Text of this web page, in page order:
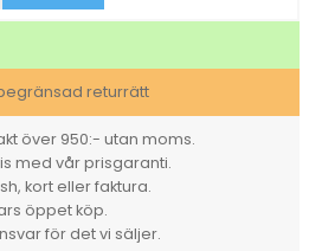
returrätt
över 950:- utan moms.
med vår prisgaranti.
kort eller faktura.
öppet köp.
för det vi säljer.